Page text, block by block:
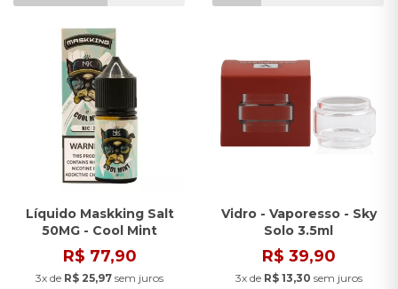
Líquido Maskking Salt
50MG - Cool Mint
R$ 77,90
3x de R$ 25,97 sem juros
Vidro - Vaporesso - Sky
Solo 3.5ml
R$ 39,90
3x de R$ 13,30 sem juros